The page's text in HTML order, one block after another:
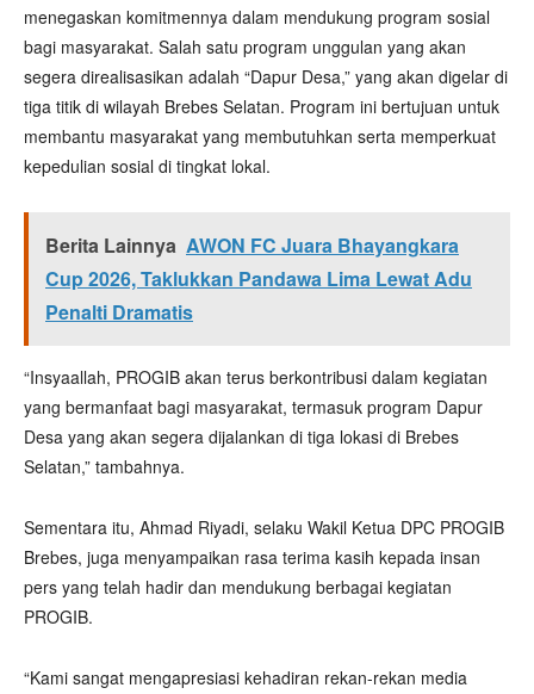
menegaskan komitmennya dalam mendukung program sosial
bagi masyarakat. Salah satu program unggulan yang akan
segera direalisasikan adalah “Dapur Desa,” yang akan digelar di
tiga titik di wilayah Brebes Selatan. Program ini bertujuan untuk
membantu masyarakat yang membutuhkan serta memperkuat
kepedulian sosial di tingkat lokal.
Berita Lainnya AWON FC Juara Bhayangkara
Cup 2026, Taklukkan Pandawa Lima Lewat Adu
Penalti Dramatis
“Insyaallah, PROGIB akan terus berkontribusi dalam kegiatan
yang bermanfaat bagi masyarakat, termasuk program Dapur
Desa yang akan segera dijalankan di tiga lokasi di Brebes
Selatan,” tambahnya.
Sementara itu, Ahmad Riyadi, selaku Wakil Ketua DPC PROGIB
Brebes, juga menyampaikan rasa terima kasih kepada insan
pers yang telah hadir dan mendukung berbagai kegiatan
PROGIB.
“Kami sangat mengapresiasi kehadiran rekan-rekan media